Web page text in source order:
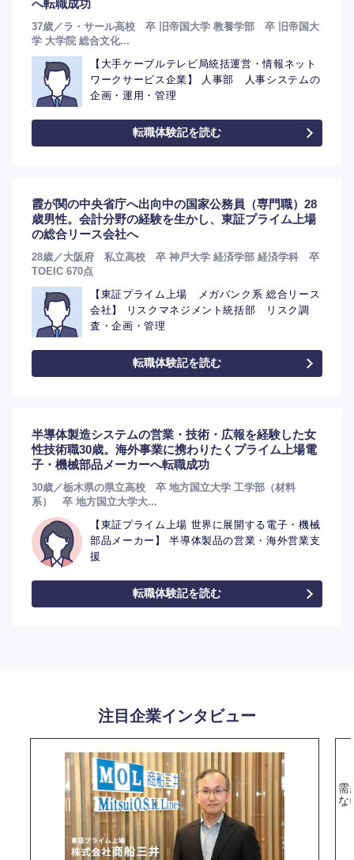
選択する
へ転職成功
37歳／ラ・サール高校 卒 旧帝国大学 教養学部 卒 旧帝国大
学 大学院 総合文化...
【大手ケーブルテレビ局統括運営・情報ネット
ワークサービス企業】 人事部 人事システムの
企画・運用・管理
転職体験記を読む
霞が関の中央省庁へ出向中の国家公務員（専門職）28
歳男性。会計分野の経験を生かし、東証プライム上場
の総合リース会社へ
28歳／大阪府 私立高校 卒 神戸大学 経済学部 経済学科 卒
TOEIC 670点
【東証プライム上場 メガバンク系 総合リース
会社】 リスクマネジメント統括部 リスク調
査・企画・管理
転職体験記を読む
半導体製造システムの営業・技術・広報を経験した女
性技術職30歳。海外事業に携わりたくプライム上場電
子・機械部品メーカーへ転職成功
30歳／栃木県の県立高校 卒 地方国立大学 工学部（材料
系） 卒 地方国立大学大...
【東証プライム上場 世界に展開する電子・機械
部品メーカー】 半導体製品の営業・海外営業支
援
転職体験記を読む
注目企業インタビュー
需
な